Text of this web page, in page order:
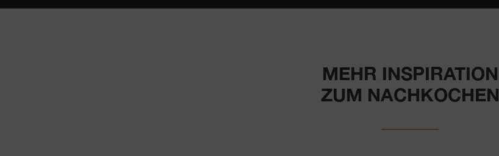
MEHR INSPIRATION
ZUM NACHKOCHEN